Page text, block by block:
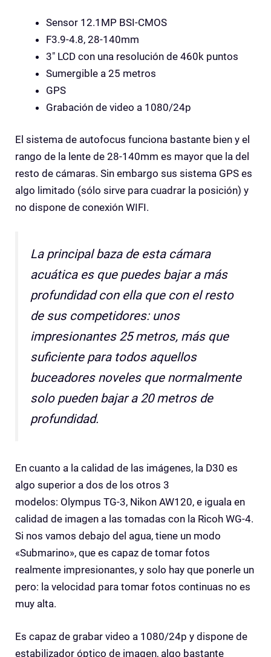
Sensor 12.1MP BSI-CMOS
F3.9-4.8, 28-140mm
3″ LCD con una resolución de 460k puntos
Sumergible a 25 metros
GPS
Grabación de video a 1080/24p
El sistema de autofocus funciona bastante bien y el
rango de la lente de 28-140mm es mayor que la del
resto de cámaras. Sin embargo sus sistema GPS es
algo limitado (sólo sirve para cuadrar la posición) y
no dispone de conexión WIFI.
La principal baza de esta cámara
acuática es que puedes bajar a más
profundidad con ella que con el resto
de sus competidores: unos
impresionantes 25 metros, más que
suficiente para todos aquellos
buceadores noveles que normalmente
solo pueden bajar a 20 metros de
profundidad.
En cuanto a la calidad de las imágenes, la D30 es
algo superior a dos de los otros 3
modelos: Olympus TG-3, Nikon AW120, e iguala en
calidad de imagen a las tomadas con la Ricoh WG-4.
Si nos vamos debajo del agua, tiene un modo
«Submarino», que es capaz de tomar fotos
realmente impresionantes, y solo hay que ponerle un
pero: la velocidad para tomar fotos continuas no es
muy alta.
Es capaz de grabar video a 1080/24p y dispone de
estabilizador óptico de imagen, algo bastante